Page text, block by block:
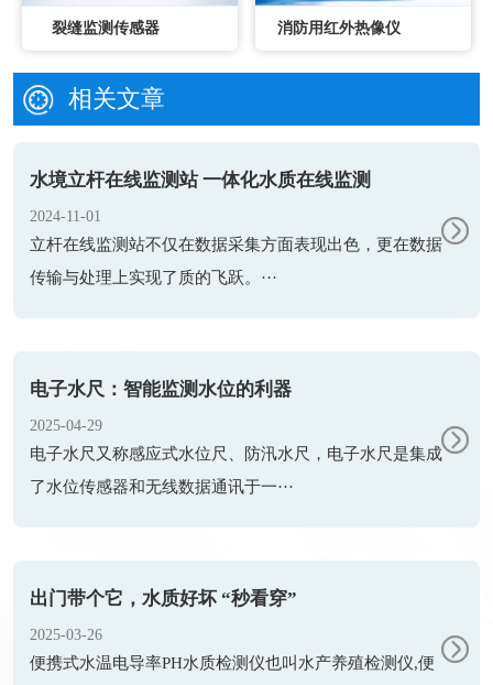
裂缝监测传感器 消防用红外热像仪
相关文章
水境立杆在线监测站 一体化水质在线监测
2024-11-01
立杆在线监测站​不仅在数据采集方面表现出色，更在数据
传输与处理上实现了质的飞跃。···
电子水尺：智能监测水位的利器
2025-04-29
电子水尺又称感应式水位尺、防汛水尺，电子水尺是集成
了水位传感器和无线数据通讯于一···
出门带个它，水质好坏 “秒看穿”
2025-03-26
便携式水温电导率PH水质检测仪也叫水产养殖检测仪,便